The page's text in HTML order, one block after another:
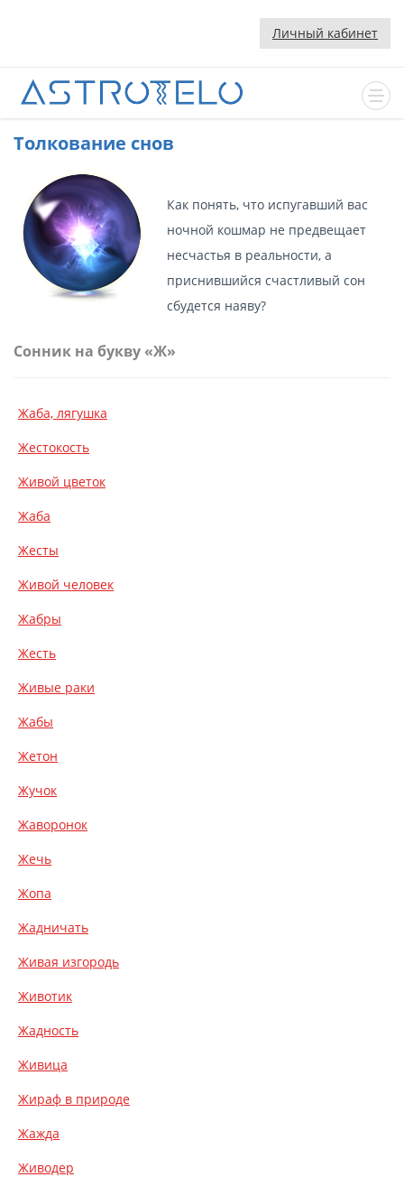
Личный кабинет
Толкование снов
Как понять, что испугавший вас
ночной кошмар не предвещает
несчастья в реальности, а
приснившийся счастливый сон
сбудется наяву?
Сонник на букву «Ж»
Жаба, лягушка
Жестокость
Живой цветок
Жаба
Жесты
Живой человек
Жабры
Жесть
Живые раки
Жабы
Жетон
Жучок
Жаворонок
Жечь
Жопа
Жадничать
Живая изгородь
Животик
Жадность
Живица
Жираф в природе
Жажда
Живодер